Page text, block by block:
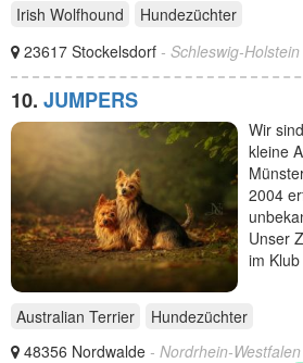
Irish Wolfhound
Hundezüchter
23617 Stockelsdorf - Schleswig-Holstein
10. JUMPERS
Wir
kleine
2004
Unser
im
Australian Terrier
Hundezüchter
48356 Nordwalde - Nordrhein-Westfalen